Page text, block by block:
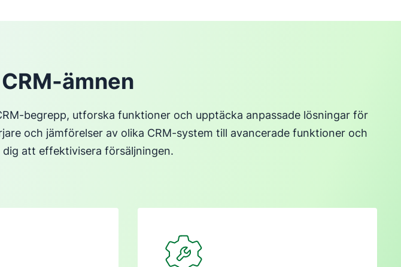
ämnen
begrepp, utforska funktioner och upptäcka anpassade lösningar för
och jämförelser av olika CRM-system till avancerade funktioner och
att effektivisera försäljningen.
Öppnas i ett nytt fönster